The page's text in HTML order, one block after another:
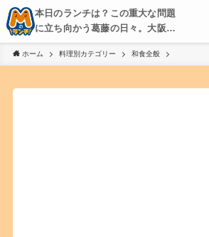
本日のランチは？この重大な問題
に立ち向かう葛藤の日々。大阪・
京都・神戸を中心とした食べ歩
き、飲み歩きを綴る。
ホーム 料理別カテゴリー 和食全般